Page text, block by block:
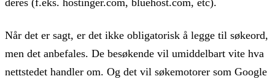
deres (f.eks. hostinger.com, bluehost.com, etc).
Når det er sagt, er det ikke obligatorisk å legge til søkeord,
men det anbefales. De besøkende vil umiddelbart vite hva
nettstedet handler om. Og det vil søkemotorer som Google